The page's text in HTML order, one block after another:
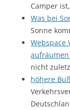
Camper
Was bei
Sonne
Webspace
aufräumen
nicht
höhere